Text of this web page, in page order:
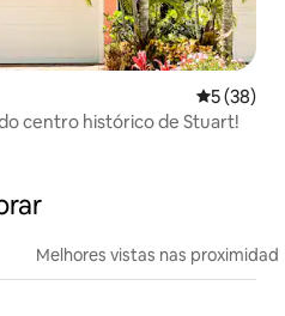
5 (38)
centro histórico de Stuart!
Melhores vistas nas